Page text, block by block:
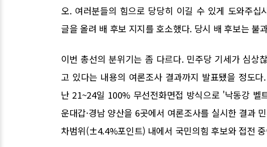
오. 여러분들의 힘으로 당당히 이길 수 있게 도와주십
글을 올려 배 후보 지지를 호소했다. 당시 배 후보는 불
이번 총선의 분위기는 좀 다르다. 민주당 기세가 심상
고 있다는 내용의 여론조사 결과까지 발표됐을 정도
난 21~24일 100% 무선전화면접 방식으로 '낙동강 벨
운대갑·경남 양산을 6곳에서 여론조사를 실시한 결과
차범위(±4.4%포인트) 내에서 국민의힘 후보와 접전